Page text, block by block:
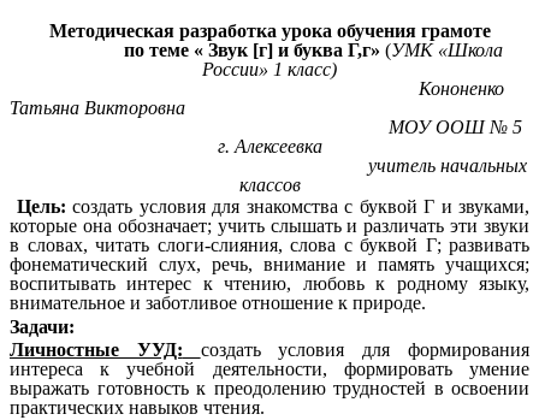
Методическая разработка урока обучения грамоте
по теме « Звук [г] и буква Г,г» (УМК «Школа
России» 1 класс)
Кононенко
Татьяна Викторовна
МОУ ООШ № 5
г. Алексеевка
учитель начальных
классов
Цель: создать условия для знакомства с буквой Г и звуками,
которые она обозначает; учить слышать и различать эти звуки
в словах, читать слоги-слияния, слова с буквой Г; развивать
фонематический слух, речь, внимание и память учащихся;
воспитывать интерес к чтению, любовь к родному языку,
внимательное и заботливое отношение к природе.
Задачи:
Личностные УУД:
создать условия для формирования
интереса к учебной деятельности, формировать умение
выражать готовность к преодолению трудностей в освоении
практических навыков чтения.